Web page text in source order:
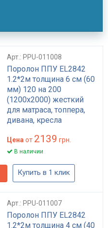
Арт.: PPU-011008
Поролон ППУ EL2842
1.2*2м толщина 6 см (60
мм) 120 на 200
(1200х2000) жесткий
для матраса, топпера,
дивана, кресла
Цена от 2139 грн.
В наличии
Купить в 1 клик
Арт.: PPU-011007
Поролон ППУ EL2842
1.2*2м толщина 4 см (40